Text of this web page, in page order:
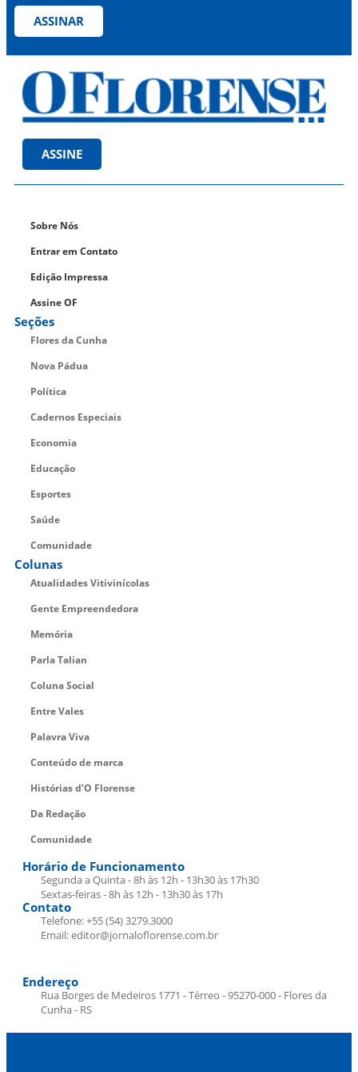
ASSINAR
ASSINE
Sobre Nós
Entrar em Contato
Edição Impressa
Assine OF
Seções
Flores da Cunha
Nova Pádua
Política
Cadernos Especiais
Economia
Educação
Esportes
Saúde
Comunidade
Colunas
Atualidades Vitivinícolas
Gente Empreendedora
Memória
Parla Talian
Coluna Social
Entre Vales
Palavra Viva
Conteúdo de marca
Histórias d’O Florense
Da Redação
Comunidade
Horário de Funcionamento
Segunda a Quinta - 8h às 12h - 13h30 às 17h30
Sextas-feiras - 8h às 12h - 13h30 às 17h
Contato
Telefone: +55 (54) 3279.3000
Email: editor@jornaloflorense.com.br
Endereço
Rua Borges de Medeiros 1771 - Térreo - 95270-000 - Flores da
Cunha - RS